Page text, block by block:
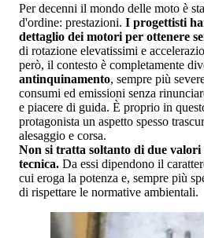
Per decenni il mondo delle moto è
d'ordine: prestazioni. I progettisti
dettaglio dei motori per ottenere
di rotazione elevatissimi e
però, il contesto è completamente
antinquinamento, sempre più
consumi ed emissioni senza
e piacere di guida. È proprio in
protagonista un aspetto spesso
alesaggio e corsa.
Non si tratta soltanto di due
tecnica. Da essi dipendono il
cui eroga la potenza e, sempre più
di rispettare le normative ambientali.